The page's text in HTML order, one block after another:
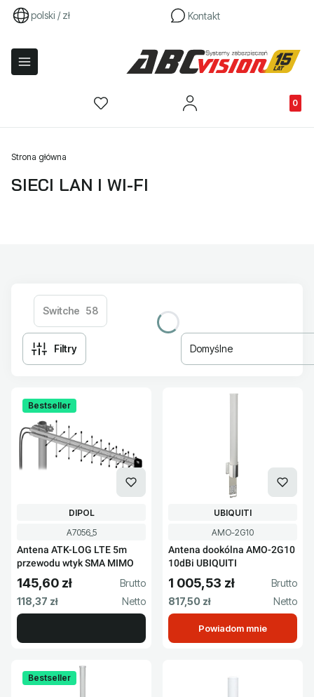
polski / zł Kontakt
Strona główna
SIECI LAN I WI-FI
Switche 58
Filtry Domyślne
Bestseller
Kod produktu
A7056_5
Antena ATK-LOG LTE 5m
przewodu wtyk SMA MIMO
PRODUCENT
DIPOL
Cena brutto
145,60 zł
Cena netto
118,37 zł
Kod produktu
AMO-2G10
Antena dookólna AMO-2G10
10dBi UBIQUITI
PRODUCENT
UBIQUITI
Cena brutto
1 005,53 zł
Cena netto
817,50 zł
Powiadom mnie
Bestseller